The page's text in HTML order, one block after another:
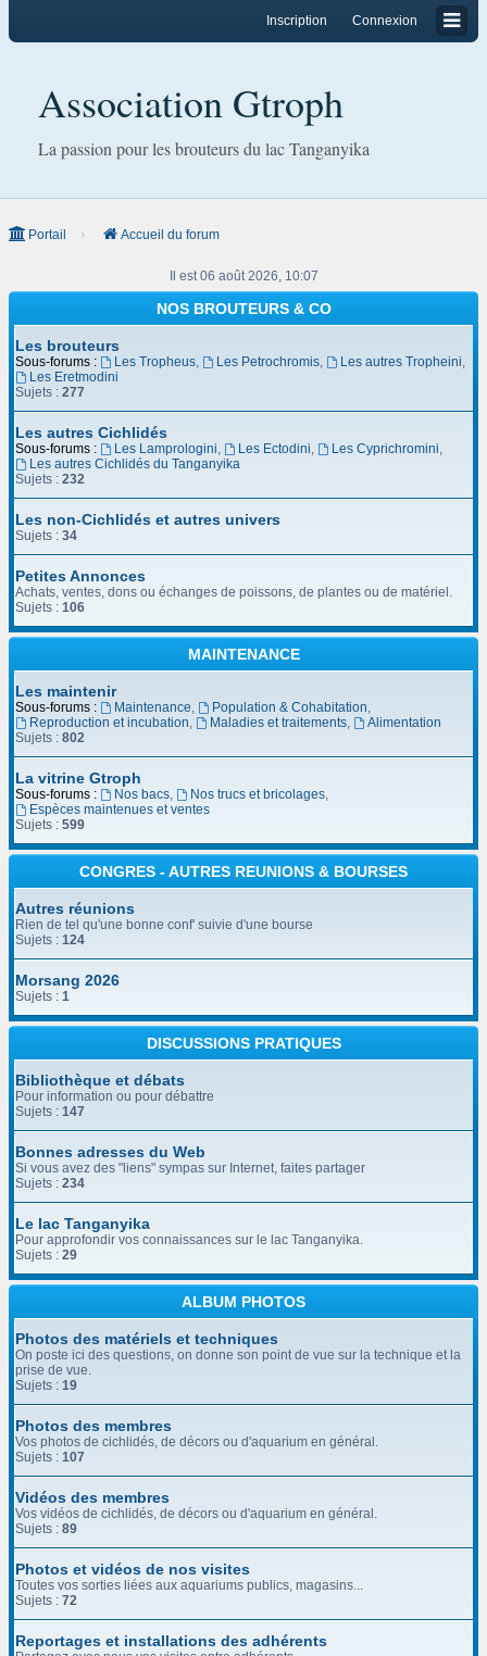
Connexion
Inscription
Association Gtroph
La passion pour les brouteurs du lac Tanganyika
Portail Accueil du forum
Il est 06 août 2026, 10:07
NOS BROUTEURS & CO
Les brouteurs
Sous-forums : Les Tropheus, Les Petrochromis, Les autres Tropheini,
Les Eretmodini
Sujets : 277
Les autres Cichlidés
Sous-forums : Les Lamprologini, Les Ectodini, Les Cyprichromini,
Les autres Cichlidés du Tanganyika
Sujets : 232
Les non-Cichlidés et autres univers
Sujets : 34
Petites Annonces
Achats, ventes, dons ou échanges de poissons, de plantes ou de matériel.
Sujets : 106
MAINTENANCE
Les maintenir
Sous-forums : Maintenance, Population & Cohabitation,
Reproduction et incubation, Maladies et traitements,
Alimentation
Sujets : 802
La vitrine Gtroph
Sous-forums : Nos bacs, Nos trucs et bricolages,
Espèces maintenues et ventes
Sujets : 599
CONGRES - AUTRES REUNIONS & BOURSES
Autres réunions
Rien de tel qu'une bonne conf' suivie d'une bourse
Sujets : 124
Morsang 2026
Sujets : 1
DISCUSSIONS PRATIQUES
Bibliothèque et débats
Pour information ou pour débattre
Sujets : 147
Bonnes adresses du Web
Si vous avez des "liens" sympas sur Internet, faites partager
Sujets : 234
Le lac Tanganyika
Pour approfondir vos connaissances sur le lac Tanganyika.
Sujets : 29
ALBUM PHOTOS
Photos des matériels et techniques
On poste ici des questions, on donne son point de vue sur la technique et la
prise de vue.
Sujets : 19
Photos des membres
Vos photos de cichlidés, de décors ou d'aquarium en général.
Sujets : 107
Vidéos des membres
Vos vidéos de cichlidés, de décors ou d'aquarium en général.
Sujets : 89
Photos et vidéos de nos visites
Toutes vos sorties liées aux aquariums publics, magasins...
Sujets : 72
Reportages et installations des adhérents